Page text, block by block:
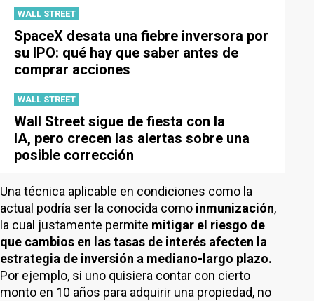
WALL STREET
SpaceX desata una fiebre inversora por
su IPO: qué hay que saber antes de
comprar acciones
WALL STREET
Wall Street sigue de fiesta con la
IA, pero crecen las alertas sobre una
posible corrección
Una técnica aplicable en condiciones como la
actual podría ser la conocida como inmunización,
la cual justamente permite mitigar el riesgo de
que cambios en las tasas de interés afecten la
estrategia de inversión a mediano-largo plazo.
Por ejemplo, si uno quisiera contar con cierto
monto en 10 años para adquirir una propiedad, no